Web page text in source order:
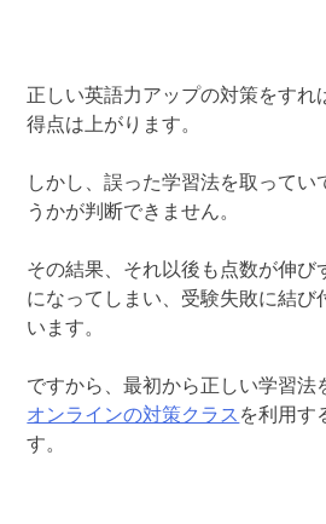
正しい英語力アップの対策をすれ
得点は上がります。
しかし、誤った学習法を取ってい
うかが判断できません。
その結果、それ以後も点数が伸び
になってしまい、受験失敗に結び
います。
ですから、最初から正しい学習法
オンラインの対策クラス を利用す
す。